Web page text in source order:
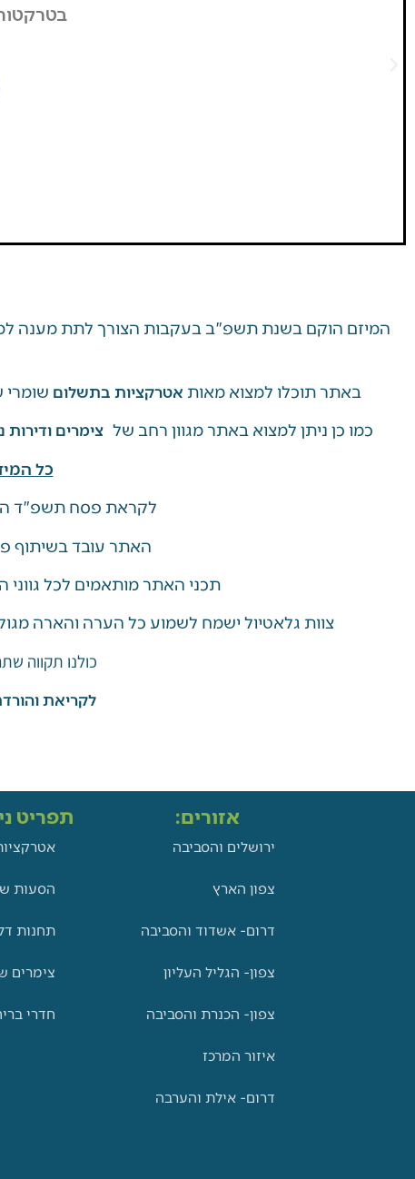
המיזם הוקם בשנת תשפ"ב בעקבות הצורך לתת מענה
באתר תוכלו למצוא מאות אטרקציות בתשלום
כמו כן ניתן למצוא באתר מגוון רחב של צימרים
כל
לקראת פסח תשפ"ד
האתר עובד בשיתוף
תכני האתר מותאמים לכל
צוות גלאטיול ישמח לשמוע כל הערה והארה
כולנו תקווה
לקריאת
אזורים:
ירושלים והסביבה
צפון הארץ
דרום- אשדוד והסביבה
צפון- הגליל העליון
צפון- הכנרת והסביבה
איזור המרכז
דרום- אילת והערבה
תפריט
הסעות
תחנות
צימרים
חדרי